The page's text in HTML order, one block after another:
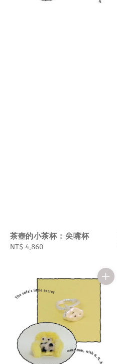
茶壺的小茶杯 : 尖嘴杯
Regular
NT$ 4,860